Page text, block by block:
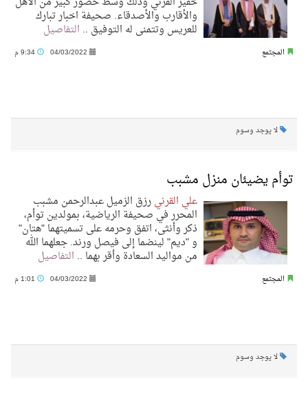
والأقارب والأصدقاء. صحيفة اخبار تبارك
للعريس وتتمنى له التوفيق .. التفاصيل
المجتمع 04/03/2022
لا يوجد وسوم
توأم يضيئان منزل مشبب
علي القرنيرزق الزميل عبدالرحمن مشبب
المحرر في صحيفة الرياضية، بمولدين توأم،
ذكر وأنثى، اتفق وحرمه على تسميتهما "هتان"
و "ديم" لينضما إلى فيصل ورند. جعلهما الله
من مواليد السعادة وأقر بهما .. التفاصيل
المجتمع 04/03/2022
لا يوجد وسوم